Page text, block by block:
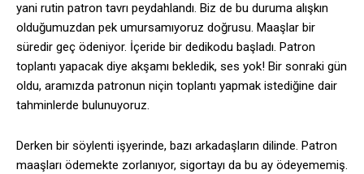
yani rutin patron tavrı peydahlandı. Biz de bu duruma alışkın
olduğumuzdan pek umursamıyoruz doğrusu. Maaşlar bir
süredir geç ödeniyor. İçeride bir dedikodu başladı. Patron
toplantı yapacak diye akşamı bekledik, ses yok! Bir sonraki gün
oldu, aramızda patronun niçin toplantı yapmak istediğine dair
tahminlerde bulunuyoruz.
Derken bir söylenti işyerinde, bazı arkadaşların dilinde. Patron
maaşları ödemekte zorlanıyor, sigortayı da bu ay ödeyememiş.